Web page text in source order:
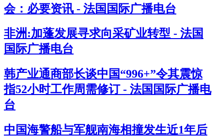
会：必要资讯 - 法国国际广播电台
非洲:加蓬发展寻求向采矿业转型 - 法国
国际广播电台
韩产业通商部长谈中国“996+”令其震惊
指52小时工作周需修订 - 法国国际广播电
台
中国海警船与军舰南海相撞发生近1年后